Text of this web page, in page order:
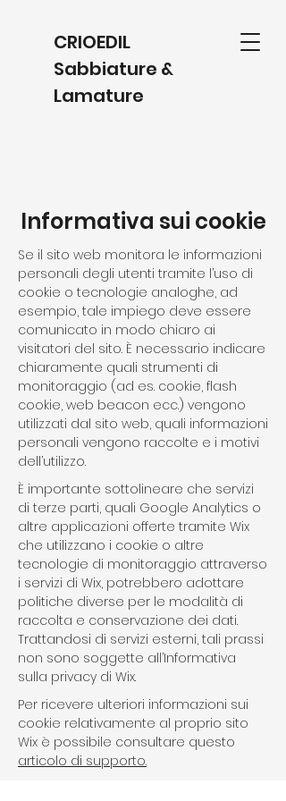
CRIOEDIL
Sabbiature &
Lamature
Informativa sui cookie
Se il sito web monitora le informazioni
personali degli utenti tramite l’uso di
cookie o tecnologie analoghe, ad
esempio, tale impiego deve essere
comunicato in modo chiaro ai
visitatori del sito. È necessario indicare
chiaramente quali strumenti di
monitoraggio (ad es. cookie, flash
cookie, web beacon ecc.) vengono
utilizzati dal sito web, quali informazioni
personali vengono raccolte e i motivi
dell’utilizzo.
È importante sottolineare che servizi
di terze parti, quali Google Analytics o
altre applicazioni offerte tramite Wix
che utilizzano i cookie o altre
tecnologie di monitoraggio attraverso
i servizi di Wix, potrebbero adottare
politiche diverse per le modalità di
raccolta e conservazione dei dati.
Trattandosi di servizi esterni, tali prassi
non sono soggette all’Informativa
sulla privacy di Wix.
Per ricevere ulteriori informazioni sui
cookie relativamente al proprio sito
Wix è possibile consultare questo
articolo di supporto.